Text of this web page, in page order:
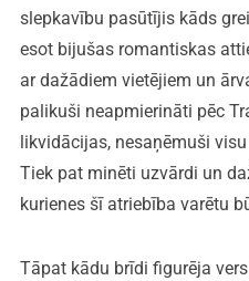
slepkavību pasūtījis kāds
esot bijušas romantiskas
ar dažādiem vietējiem un
palikuši neapmierināti pēc
likvidācijas, nesaņēmuši
Tiek pat minēti uzvārdi un
kurienes šī atriebība varētu
Tāpat kādu brīdi figurēja